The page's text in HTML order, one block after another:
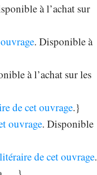
à l’achat sur
. Disponible à
à l’achat sur les
de cet ouvrage.}
ouvrage. Disponible
de cet ouvrage.